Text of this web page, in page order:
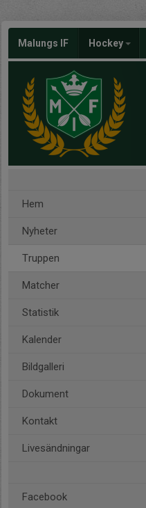
Malungs IF Hockey
Hem
Nyheter
Truppen
Matcher
Statistik
Kalender
Bildgalleri
Dokument
Kontakt
Livesändningar
Facebook